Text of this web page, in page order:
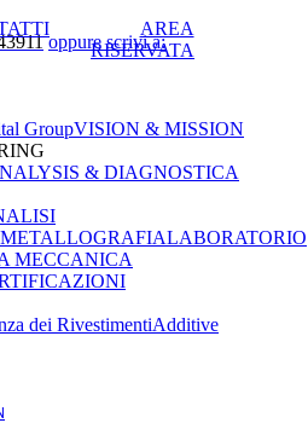
oppure scrivi a:
AREA
RISERVATA
GroupVISION & MISSION
& DIAGNOSTICA
METALLOGRAFIALABORATORIO
MECCANICA
dei RivestimentiAdditive